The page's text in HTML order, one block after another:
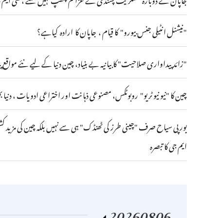
"نیشنل انٹیلی جنس بیورو" کا قیام ، جاپان کا ارادہ کیاہے؟
"زائد پیداواری صلاحیت" کا بیانیہ بے بنیاد، چین دنیا کے لیے نئے مواقع
چین کا "نیو نیو ٹریو" روبوٹکس، مصنوعی ذہانت اور اختراعی ادویات ،
یورپی سیاح صرف "چینی طرز کی ٹھنڈک" ہی سے نہیں بلکہ چین کی
ایم جی کا تبصرہ